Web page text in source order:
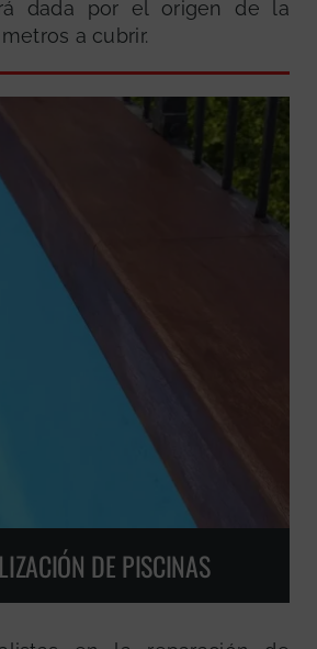
dada por el origen de la
a cubrir.
DE PISCINAS